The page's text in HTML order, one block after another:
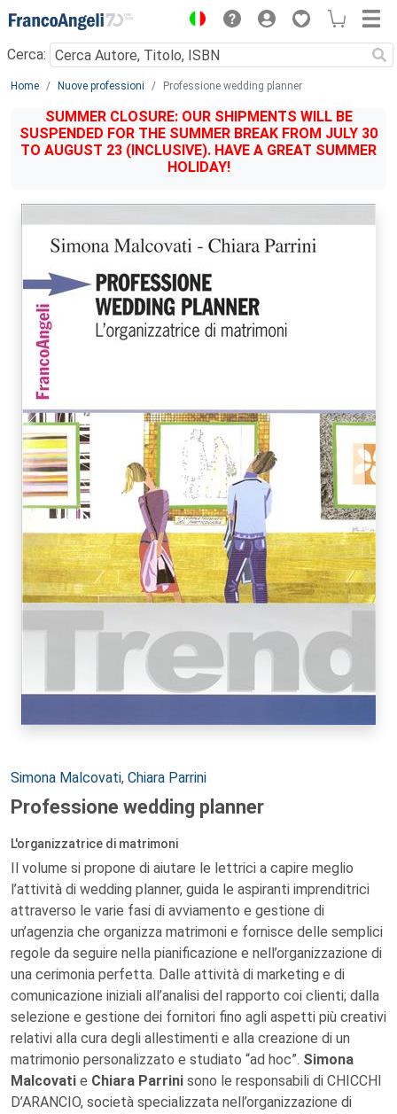
Menu
Cerca:
Main content
Home Nuove professioni Professione wedding planner
SUMMER CLOSURE: OUR SHIPMENTS WILL BE
SUSPENDED FOR THE SUMMER BREAK FROM JULY 30
TO AUGUST 23 (INCLUSIVE). HAVE A GREAT SUMMER
HOLIDAY!
Autori:
Simona Malcovati, Chiara Parrini
Professione wedding planner
L'organizzatrice di matrimoni
Il volume si propone di aiutare le lettrici a capire meglio
l’attività di wedding planner, guida le aspiranti imprenditrici
attraverso le varie fasi di avviamento e gestione di
un’agenzia che organizza matrimoni e fornisce delle semplici
regole da seguire nella pianificazione e nell’organizzazione di
una cerimonia perfetta. Dalle attività di marketing e di
comunicazione iniziali all’analisi del rapporto coi clienti; dalla
selezione e gestione dei fornitori fino agli aspetti più creativi
relativi alla cura degli allestimenti e alla creazione di un
matrimonio personalizzato e studiato “ad hoc”. Simona
Malcovati e Chiara Parrini sono le responsabili di CHICCHI
D’ARANCIO, società specializzata nell’organizzazione di